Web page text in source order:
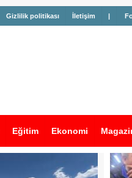
Gizlilik politikası İletişim |
Eğitim Ekonomi